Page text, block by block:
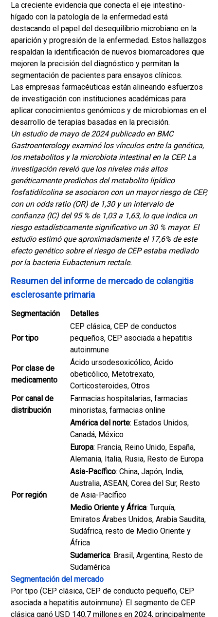
La creciente evidencia que conecta el eje intestino-
hígado con la patología de la enfermedad está
destacando el papel del desequilibrio microbiano en la
aparición y progresión de la enfermedad. Estos hallazgos
respaldan la identificación de nuevos biomarcadores que
mejoren la precisión del diagnóstico y permitan la
segmentación de pacientes para ensayos clínicos.
Las empresas farmacéuticas están alineando esfuerzos
de investigación con instituciones académicas para
aplicar conocimientos genómicos y de microbiomas en el
desarrollo de terapias basadas en la precisión.
Un estudio de mayo de 2024 publicado en BMC
Gastroenterology examinó los vínculos entre la genética,
los metabolitos y la microbiota intestinal en la CEP. La
investigación reveló que los niveles más altos
genéticamente predichos del metabolito lipídico
fosfatidilcolina se asociaron con un mayor riesgo de CEP,
con un odds ratio (OR) de 1,30 y un intervalo de
confianza (IC) del 95 % de 1,03 a 1,63, lo que indica un
riesgo estadísticamente significativo un 30 % mayor. El
estudio estimó que aproximadamente el 17,6% de este
efecto genético sobre el riesgo de CEP estaba mediado
por la bacteria Eubacterium rectale.
Resumen del informe de mercado de colangitis
esclerosante primaria
Segmentación Detalles
Por tipo
CEP clásica, CEP de conductos
pequeños, CEP asociada a hepatitis
autoinmune
Por clase de
medicamento
Ácido ursodesoxicólico, Ácido
obeticólico, Metotrexato,
Corticosteroides, Otros
Por canal de
distribución
Farmacias hospitalarias, farmacias
minoristas, farmacias online
Por región
América del norte: Estados Unidos,
Canadá, México
Europa: Francia, Reino Unido, España,
Alemania, Italia, Rusia, Resto de Europa
Asia-Pacífico: China, Japón, India,
Australia, ASEAN, Corea del Sur, Resto
de Asia-Pacífico
Medio Oriente y África: Turquía,
Emiratos Árabes Unidos, Arabia Saudita,
Sudáfrica, resto de Medio Oriente y
África
Sudamerica: Brasil, Argentina, Resto de
Sudamérica
Segmentación del mercado
Por tipo (CEP clásica, CEP de conducto pequeño, CEP
asociada a hepatitis autoinmune): El segmento de CEP
clásica ganó USD 140,7 millones en 2024, principalmente